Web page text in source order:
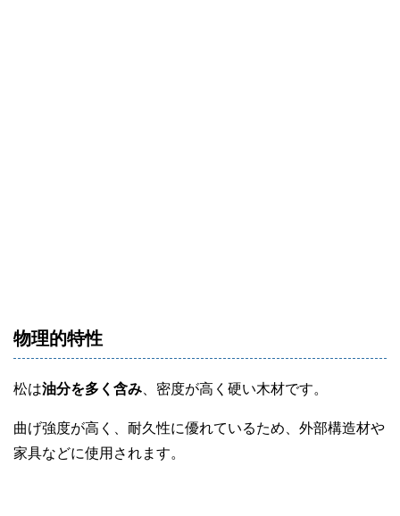
物理的特性
松は油分を多く含み 、密度が高く硬い木材です。
曲げ強度が高く、耐久性に優れているため、外部構造材や
家具などに使用されます。